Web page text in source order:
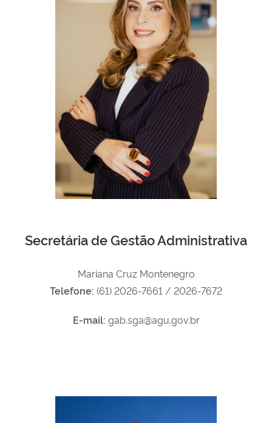
Secretária deGestão Administrativa
Mariana Cruz Montenegro
Telefone: (61) 2026-7661 / 2026-7672
E-mail: gab.sga@agu.gov.br